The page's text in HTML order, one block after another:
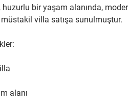
bir yaşam alanında,
müstakil villa satışa sunulmuştur.
alanı